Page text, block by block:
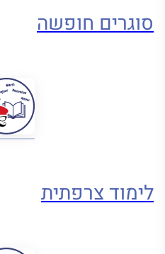
סוגרים חופשה
לימוד צרפתית